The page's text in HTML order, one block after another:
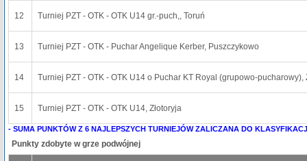
12 Turniej PZT - OTK - OTK U14 gr.-puch,, Toruń
13 Turniej PZT - OTK - Puchar Angelique Kerber, Puszczykowo
14 Turniej PZT - OTK - OTK U14 o Puchar KT Royal (grupowo-pucharowy),
15 Turniej PZT - OTK - OTK U14, Złotoryja
- SUMA PUNKTÓW Z 6 NAJLEPSZYCH TURNIEJÓW ZALICZANA DO
Punkty zdobyte w grze podwójnej